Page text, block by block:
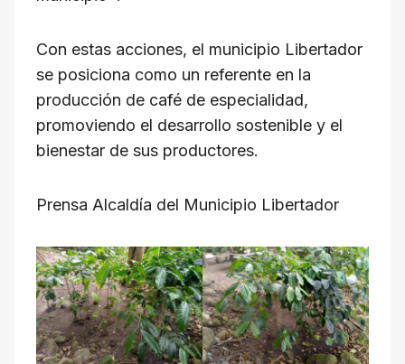
Con estas acciones, el municipio Libertador
se posiciona como un referente en la
producción de café de especialidad,
promoviendo el desarrollo sostenible y el
bienestar de sus productores.
Prensa Alcaldía del Municipio Libertador